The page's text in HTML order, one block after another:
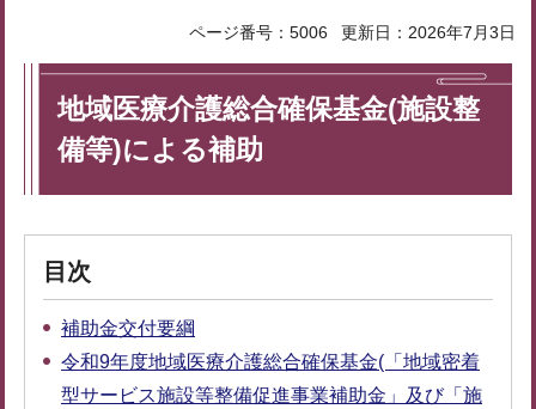
ページ番号：5006 更新日：2026年7月3日
地域医療介護総合確保基金(施設整
備等)による補助
目次
補助金交付要綱
令和9年度地域医療介護総合確保基金(「地域密着
型サービス施設等整備促進事業補助金」及び「施